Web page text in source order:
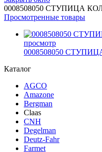
0008508050 СТУПИЦА
Просмотренные товары
просмотр
0008508050
Каталог
AGCO
Amazone
Bergman
Claas
CNH
Degelman
Deutz-Fahr
Farmet